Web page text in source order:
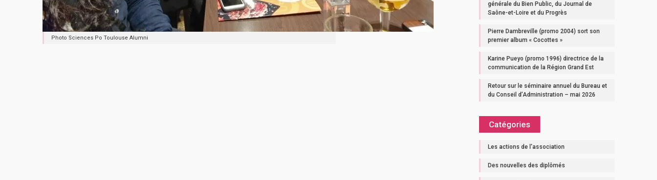
Photo Sciences Po Toulouse Alumni
générale du Bien Public, du Journal de
Saône-et-Loire et du Progrès
Pierre Dambreville (promo 2004) sort son
premier album « Cocottes »
Karine Pueyo (promo 1996) directrice de la
communication de la Région Grand Est
Retour sur le séminaire annuel du Bureau et
du Conseil d’Administration – mai 2026
Catégories
Les actions de l'association
Des nouvelles des diplômés